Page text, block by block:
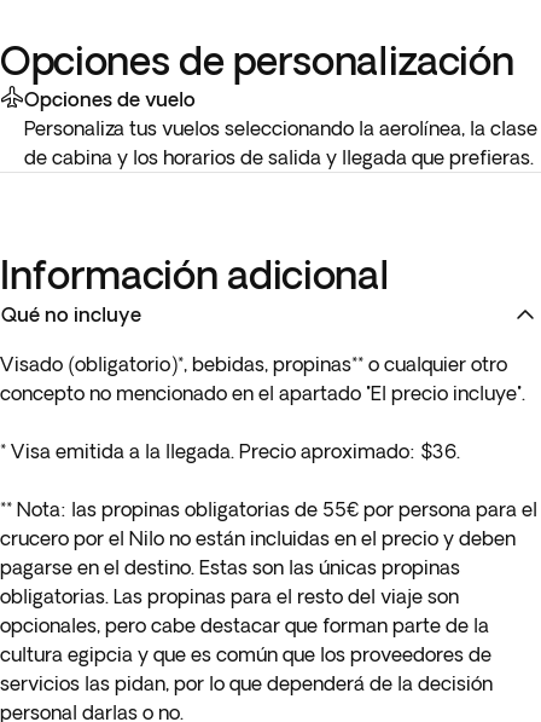
Opciones de personalización
Opciones de vuelo
Personaliza tus vuelos seleccionando la aerolínea, la clase
de cabina y los horarios de salida y llegada que prefieras.
Información adicional
Qué no incluye
Visado (obligatorio)*, bebidas, propinas** o cualquier otro
concepto no mencionado en el apartado "El precio incluye".
* Visa emitida a la llegada. Precio aproximado: $36.
** Nota: las propinas obligatorias de 55€ por persona para el
crucero por el Nilo no están incluidas en el precio y deben
pagarse en el destino. Estas son las únicas propinas
obligatorias. Las propinas para el resto del viaje son
opcionales, pero cabe destacar que forman parte de la
cultura egipcia y que es común que los proveedores de
servicios las pidan, por lo que dependerá de la decisión
personal darlas o no.